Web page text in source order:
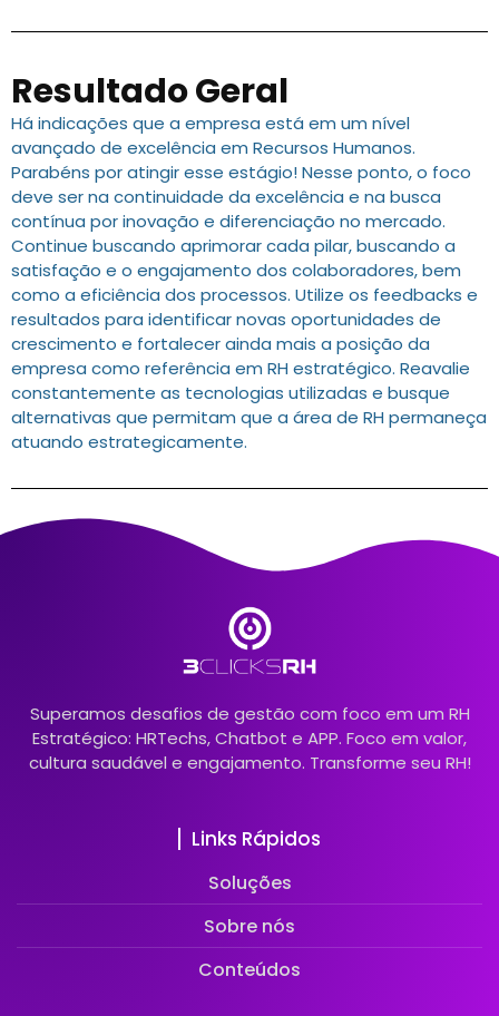
Resultado Geral
Há indicações que a empresa está em um nível
avançado de excelência em Recursos Humanos.
Parabéns por atingir esse estágio! Nesse ponto, o foco
deve ser na continuidade da excelência e na busca
contínua por inovação e diferenciação no mercado.
Continue buscando aprimorar cada pilar, buscando a
satisfação e o engajamento dos colaboradores, bem
como a eficiência dos processos. Utilize os feedbacks e
resultados para identificar novas oportunidades de
crescimento e fortalecer ainda mais a posição da
empresa como referência em RH estratégico. Reavalie
constantemente as tecnologias utilizadas e busque
alternativas que permitam que a área de RH permaneça
atuando estrategicamente.
Superamos desafios de gestão com foco em um RH
Estratégico: HRTechs, Chatbot e APP. Foco em valor,
cultura saudável e engajamento. Transforme seu RH!
Links Rápidos
Soluções
Sobre nós
Conteúdos